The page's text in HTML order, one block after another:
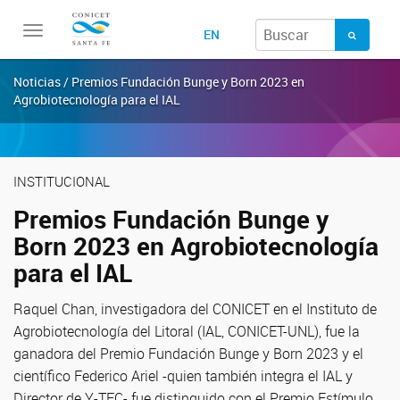
Toggle
EN
Noticias / Premios Fundación Bunge y Born 2023 en
Agrobiotecnología para el IAL
INSTITUCIONAL
Premios Fundación Bunge y
Born 2023 en Agrobiotecnología
para el IAL
Raquel Chan, investigadora del CONICET en el Instituto de
Agrobiotecnología del Litoral (IAL, CONICET-UNL), fue la
ganadora del Premio Fundación Bunge y Born 2023 y el
científico Federico Ariel -quien también integra el IAL y